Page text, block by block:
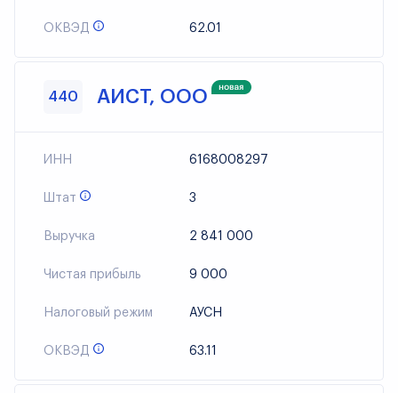
ОКВЭД 62.01
440 АИСТ, ООО
ИНН 6168008297
Штат 3
Выручка 2 841 000
Чистая прибыль 9 000
Налоговый режим АУСН
ОКВЭД 63.11